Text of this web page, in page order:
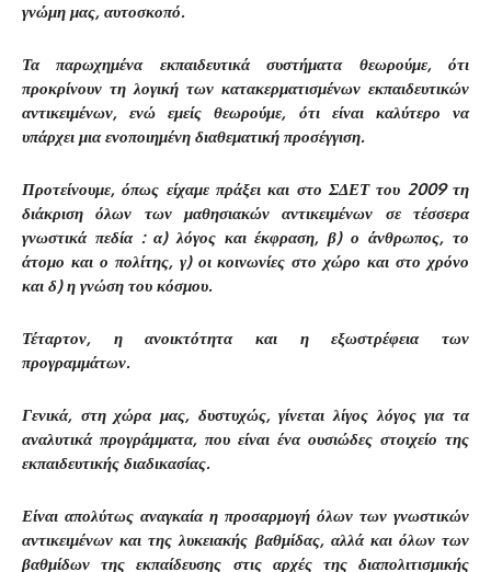
γνώμη μας, αυτοσκοπό.
Τα παρωχημένα εκπαιδευτικά συστήματα θεωρούμε, ότι
προκρίνουν τη λογική των κατακερματισμένων εκπαιδευτικών
αντικειμένων, ενώ εμείς θεωρούμε, ότι είναι καλύτερο να
υπάρχει μια ενοποιημένη διαθεματική προσέγγιση.
Προτείνουμε, όπως είχαμε πράξει και στο ΣΔΕΤ του 2009 τη
διάκριση όλων των μαθησιακών αντικειμένων σε τέσσερα
γνωστικά πεδία : α) λόγος και έκφραση, β) ο άνθρωπος, το
άτομο και ο πολίτης, γ) οι κοινωνίες στο χώρο και στο χρόνο
και δ) η γνώση του κόσμου.
Τέταρτον, η ανοικτότητα και η εξωστρέφεια των
προγραμμάτων.
Γενικά, στη χώρα μας, δυστυχώς, γίνεται λίγος λόγος για τα
αναλυτικά προγράμματα, που είναι ένα ουσιώδες στοιχείο της
εκπαιδευτικής διαδικασίας.
Είναι απολύτως αναγκαία η προσαρμογή όλων των γνωστικών
αντικειμένων και της λυκειακής βαθμίδας, αλλά και όλων των
βαθμίδων της εκπαίδευσης στις αρχές της διαπολιτισμικής